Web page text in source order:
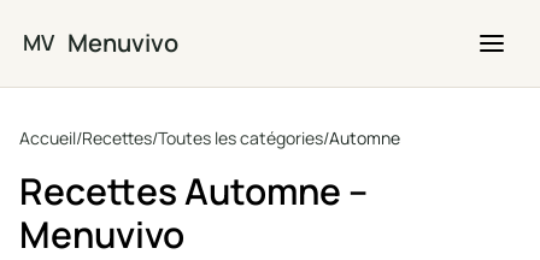
MV Menuvivo
Accueil/Recettes/Toutes les catégories/Automne
Recettes Automne –
Menuvivo